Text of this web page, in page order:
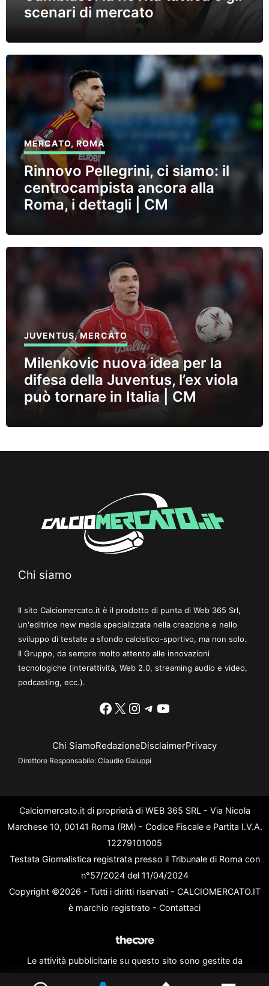
scenari di mercato
MERCATO,ROMA
Rinnovo Pellegrini, ci siamo: il
centrocampista ancora alla
Roma, i dettagli | CM
JUVENTUS,MERCATO
Milenkovic nuova idea per la
difesa della Juventus, l’ex viola
può tornare in Italia | CM
Chi siamo
Il sito Calciomercato.it è il prodotto di punta di Web 365 Srl,
un'editrice new media specializzata nella creazione e nello
sviluppo di testate a sfondo calcistico-sportivo, ma non solo.
Il Gruppo, da sempre molto attento alle innovazioni
tecnologiche (interattività, Web 2.0, streaming audio e video,
podcasting, ecc.).
Facebook
X Instagram
Telegram
YouTube
Chi SiamoRedazioneDisclaimerPrivacy
Direttore Responsabile: Claudio Galuppi
Calciomercato.it di proprietà di WEB 365 SRL - Via Nicola
Marchese 10, 00141 Roma (RM) - Codice Fiscale e Partita I.V.A.
12279101005
Testata Giornalistica registrata presso il Tribunale di Roma con
n°57/2024 del 11/04/2024
Copyright ©2026 - Tutti i diritti riservati - CALCIOMERCATO.IT
è marchio registrato - Contattaci
Le attività pubblicitarie su questo sito sono gestite da